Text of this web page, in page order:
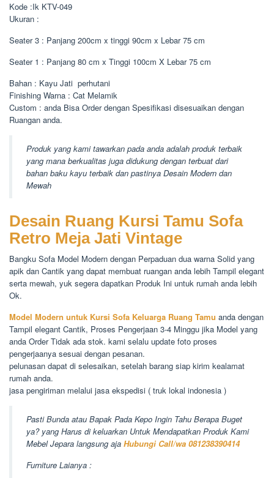
Kode :Ik KTV-049
Ukuran :
Seater 3 : Panjang 200cm x tinggi 90cm x Lebar 75 cm
Seater 1 : Panjang 80 cm x Tinggi 100cm X Lebar 75 cm
Bahan : Kayu Jati perhutani
Finishing Warna : Cat Melamik
Custom : anda Bisa Order dengan Spesifikasi disesuaikan dengan
Ruangan anda.
Produk yang kami tawarkan pada anda adalah produk terbaik
yang mana berkualitas juga didukung dengan terbuat dari
bahan baku kayu terbaik dan pastinya Desain Modern dan
Mewah
Desain Ruang Kursi Tamu Sofa
Retro Meja Jati Vintage
Bangku Sofa Model Modern dengan Perpaduan dua warna Solid yang
apik dan Cantik yang dapat membuat ruangan anda lebih Tampil elegant
serta mewah, yuk segera dapatkan Produk Ini untuk rumah anda lebih
Ok.
Model Modern untuk Kursi Sofa Keluarga Ruang Tamu anda dengan
Tampil elegant Cantik, Proses Pengerjaan 3-4 Minggu jika Model yang
anda Order Tidak ada stok. kami selalu update foto proses
pengerjaanya sesuai dengan pesanan.
pelunasan dapat di selesaikan, setelah barang siap kirim kealamat
rumah anda.
jasa pengiriman melalui jasa ekspedisi ( truk lokal indonesia )
Pasti Bunda atau Bapak Pada Kepo Ingin Tahu Berapa Buget
ya? yang Harus di keluarkan Untuk Mendapatkan Produk Kami
Mebel Jepara langsung aja Hubungi Call/wa 081238390414
Furniture Laianya :